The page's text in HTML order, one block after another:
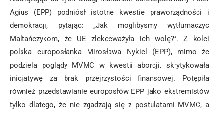
Agius (EPP) podniósł istotne kwestie praworządności i
demokracji, pytając: „Jak moglibyśmy wytłumaczyć
Maltańczykom, że UE zlekceważyła ich wolę?”. Z kolei
polska europosłanka Mirosława Nykiel (EPP), mimo że
podziela poglądy MVMC w kwestii aborcji, skrytykowała
inicjatywę za brak przejrzystości finansowej. Potępiła
również przedstawianie europosłów EPP jako ekstremistów
tylko dlatego, że nie zgadzają się z postulatami MVMC, a